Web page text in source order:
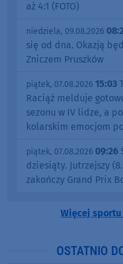
niedziela, 09.08.2026
Śliwickiej Dyszki.
Tucholskich z
bardzo wysoki poziom"
niedziela, 09.08.2026
meczu jest duża".
przywitał się z IV
meczu na tym
niedziela, 09.08.2026
się od dna. Okazją
piątek, 07.08.2026 15:03
sezonu w IV lidze, a
kolarskim emocjom